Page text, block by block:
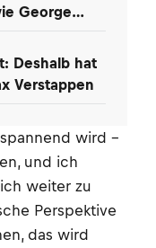
George
Deshalb hat
Verstappen
wird –
und ich
weiter zu
Perspektive
das wird